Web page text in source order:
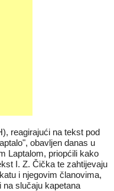
reagirajući na tekst pod
obavljen danas u
Laptalom, priopćili kako
I. Z. Čička te zahtijevaju
i njegovim članovima,
slučaju kapetana